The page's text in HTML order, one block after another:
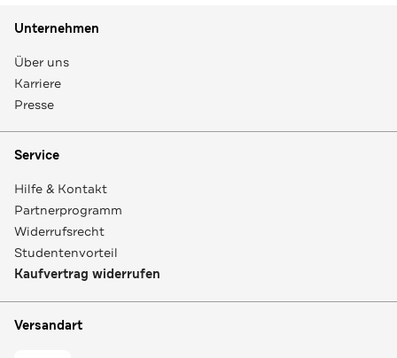
Unternehmen
Über uns
Karriere
Presse
Service
Hilfe & Kontakt
Partnerprogramm
Widerrufsrecht
Studentenvorteil
Kaufvertrag widerrufen
Versandart